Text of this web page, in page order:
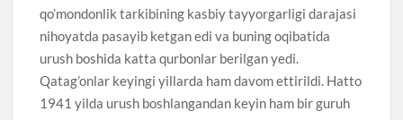
qo’mondonlik tarkibining kasbiy tayyorgarligi darajasi
nihoyatda pasayib ketgan edi va buning oqibatida
urush boshida katta qurbonlar berilgan yedi.
Qatag’onlar keyingi yillarda ham davom ettirildi. Hatto
1941 yilda urush boshlangandan keyin ham bir guruh